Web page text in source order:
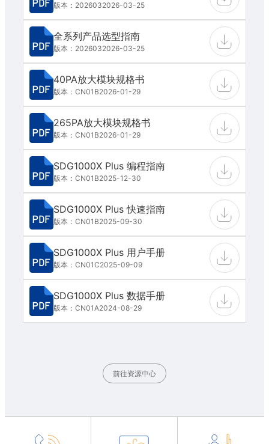
版本：2026032026-03-25
全系列产品选型指南
版本：2026032026-03-25
40PA放大模块规格书
版本：CN01B2026-01-29
265PA放大模块规格书
版本：CN01B2026-01-29
SDG1000X Plus 编程指南
版本：CN01B2025-12-30
SDG1000X Plus 快速指南
版本：CN01B2025-09-30
SDG1000X Plus 用户手册
版本：CN01C2025-09-09
SDG1000X Plus 数据手册
版本：CN01A2024-08-29
前往资源中心